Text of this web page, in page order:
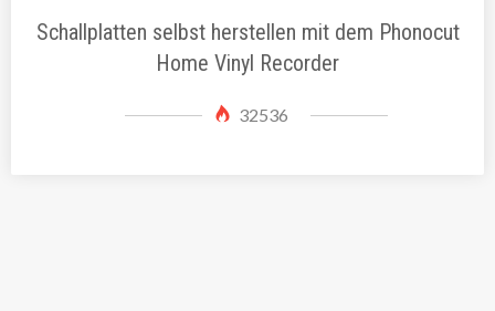
Schallplatten selbst herstellen mit dem Phonocut
Home Vinyl Recorder
32536